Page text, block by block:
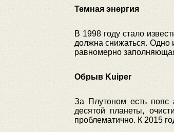
Темная энергия
В 1998 году стало
должна снижаться. Одно
равномерно
Обрыв Kuiper
За Плутоном есть пояс
десятой планеты,
проблематично. К 2015